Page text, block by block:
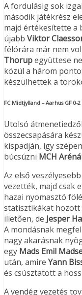
A fordulásig sok
második játékrész
majd értékesítette a
újabb Viktor
félórára már nem
Thorupegyüttese
közül a három
készülhettek a
FC Midtjylland – Aarhus GF 0-
Utolsó
összecsapására
kispadján, így
búcsúzni MCH Aréná
Az első
vezették, majd csak
hazai nyomasztó
statisztikákat hozott
illetően, de Jesper
A mondásnak
nagy akarásnak
egy Mads Emil
után, amire Yann
és csúsztatott a
A vendég vezetés